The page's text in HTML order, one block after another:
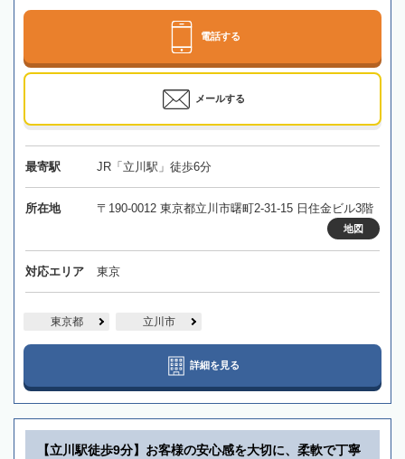
電話する
メールする
最寄駅 JR「立川駅」徒歩6分
所在地 〒190-0012 東京都立川市曙町2-31-15 日住金ビル3階
地図
対応エリア 東京
東京都 立川市
詳細を見る
【立川駅徒歩9分】お客様の安心感を大切に、柔軟で丁寧